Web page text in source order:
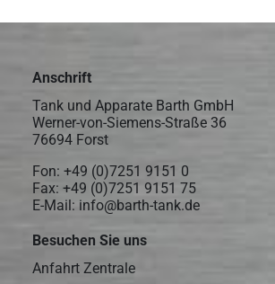
Anschrift
Tank und Apparate Barth GmbH
Werner-von-Siemens-Straße 36
76694 Forst
Fon: +49 (0)7251 9151 0
Fax: +49 (0)7251 9151 75
E-Mail: info@barth-tank.de
Besuchen Sie uns
Anfahrt Zentrale